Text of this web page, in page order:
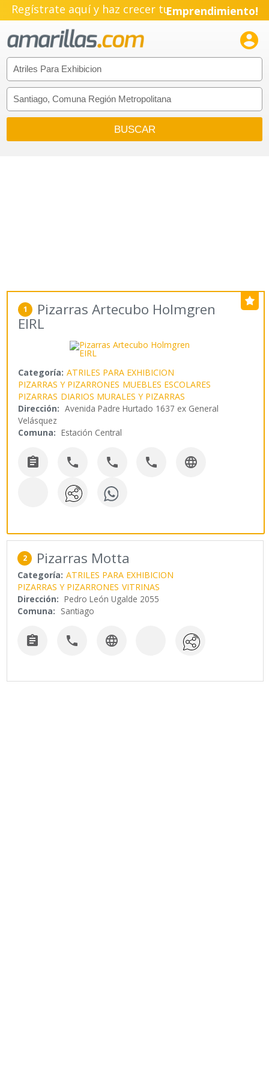
Regístrate aquí y haz crecer tuEmprendimiento!

1 Pizarras Artecubo Holmgren
EIRL
Categoría: ATRILES PARA EXHIBICION
PIZARRAS Y PIZARRONES MUEBLES ESCOLARES
PIZARRAS DIARIOS MURALES Y PIZARRAS
Dirección: Avenida Padre Hurtado 1637 ex General
Velásquez
Comuna: Estación Central
    
2 Pizarras Motta
Categoría: ATRILES PARA EXHIBICION
PIZARRAS Y PIZARRONES VITRINAS
Dirección: Pedro León Ugalde 2055
Comuna: Santiago
  